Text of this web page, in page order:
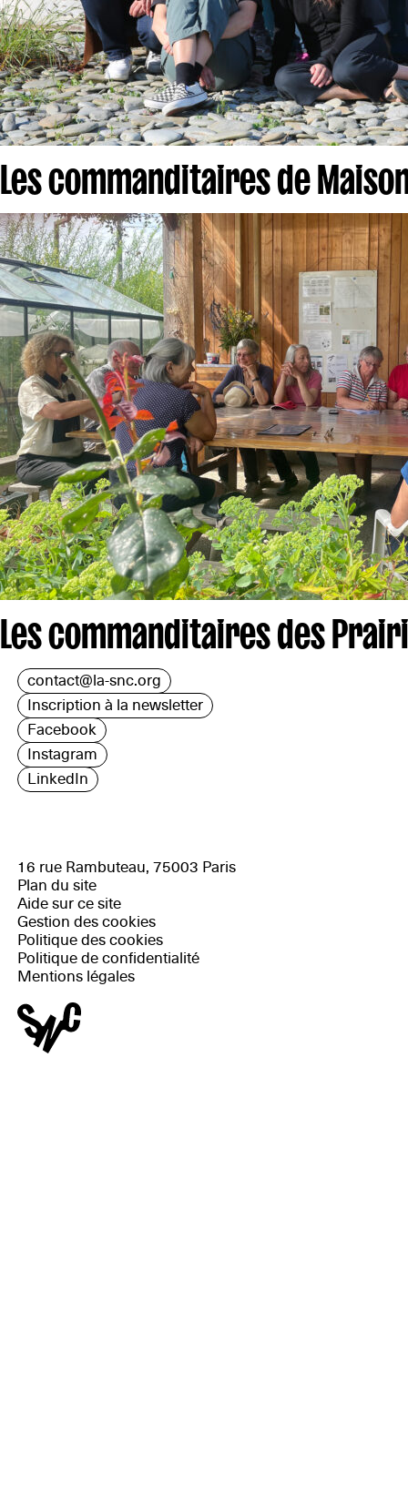
Les commanditaires de
Les commanditaires des
contact@la-snc.org
Inscription à la newsletter
Facebook
Instagram
LinkedIn
16 rue Rambuteau, 75003 Paris
Plan du site
Aide sur ce site
Gestion des cookies
Politique des cookies
Politique de confidentialité
Mentions légales